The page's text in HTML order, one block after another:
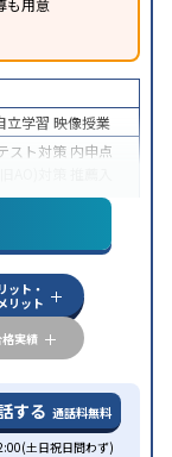
も用意
立学習 映像授業
スト対策 内申点
AO)対策
オンライン対応1
ット・
リット
実績
する 通話料無料
土日祝日問わず)